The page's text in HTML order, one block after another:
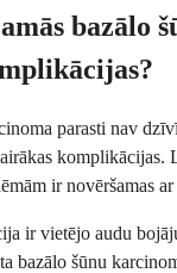
bazālo
parasti nav
komplikācijas.
ir novēršamas
ir vietējo audu
bazālo šūnu